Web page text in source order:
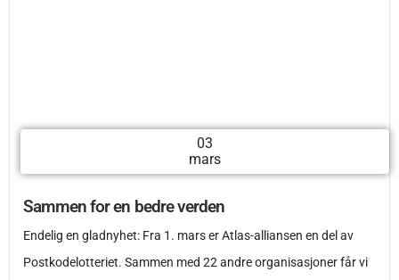
03
mars
Sammen for en bedre verden
Endelig en gladnyhet: Fra 1. mars er Atlas-alliansen en del av
Postkodelotteriet. Sammen med 22 andre organisasjoner får vi